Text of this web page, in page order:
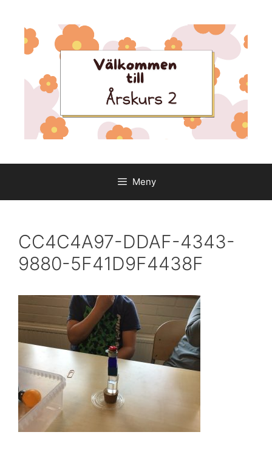
innehåll
Meny
CC4C4A97-DDAF-4343-
9880-5F41D9F4438F